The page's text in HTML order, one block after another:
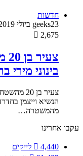
חדשות
geeks23 ביולי 2019
2,675
בינוני מירי
צעיר בן
הנשיא וייצמן
מהמשטרה…
עקבו אחרינו
4,440
לייקים